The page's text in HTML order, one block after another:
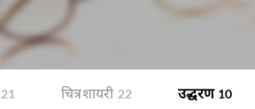
21 चित्र शायरी 22 उद्धरण 10